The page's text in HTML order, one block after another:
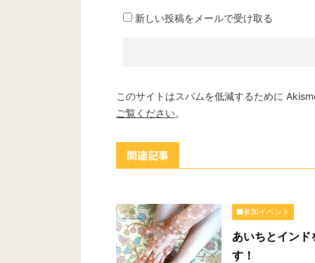
新しい投稿をメールで受け取る
このサイトはスパムを低減するために
ご覧ください。
関連記事
■参加イベント
あいちとイン
す！